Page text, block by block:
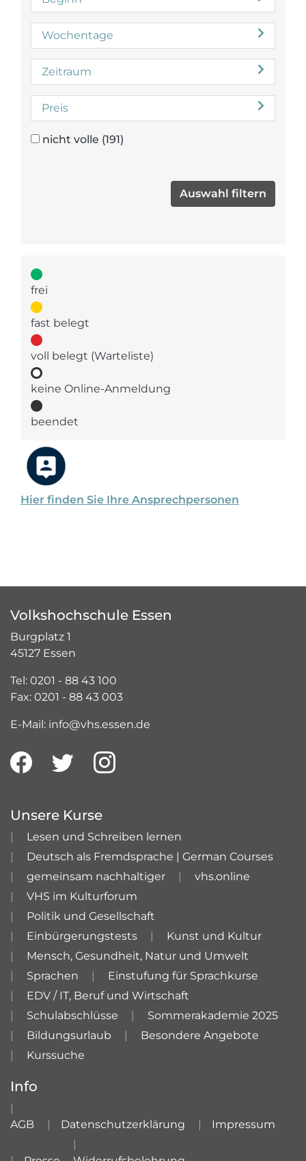
Hier finden Sie Ihre Ansprechpersonen
Wochentage
Zeitraum
Preis
nicht volle (191)
frei
fast belegt
voll belegt (Warteliste)
keine Online-Anmeldung
beendet
Volkshochschule Essen
Burgplatz 1
45127 Essen
Tel: 0201 - 88 43 100
Fax: 0201 - 88 43 003
E-Mail: info@vhs.essen.de
Unsere Kurse
Lesen und Schreiben lernen
Deutsch als Fremdsprache | German Courses
gemeinsam nachhaltiger
vhs.online
VHS im Kulturforum
Politik und Gesellschaft
Einbürgerungstests
Kunst und Kultur
Mensch, Gesundheit, Natur und Umwelt
Sprachen
Einstufung für Sprachkurse
EDV / IT, Beruf und Wirtschaft
Schulabschlüsse
Sommerakademie 2025
Bildungsurlaub
Besondere Angebote
Kurssuche
Info
AGB Datenschutzerklärung Impressum